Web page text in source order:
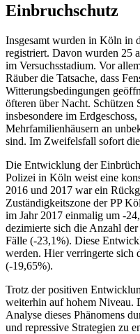
Einbruchschutz
Insgesamt wurden in Köln in
registriert. Davon wurden 25
im Versuchsstadium. Vor
Räuber die Tatsache, dass
Witterungsbedingungen
öfteren über Nacht. Schützen
insbesondere im
Mehrfamilienhäusern an
sind. Im Zweifelsfall sofort
Die Entwicklung der
Polizei in Köln weist eine
2016 und 2017 war ein
Zuständigkeitszone der PP
im Jahr 2017 einmalig um -
dezimierte sich die Anzahl
Fälle (-23,1%). Diese
werden. Hier verringerte sich
(-19,65%).
Trotz der positiven
weiterhin auf hohem Niveau.
Analyse dieses Phänomens
und repressive Strategien zu